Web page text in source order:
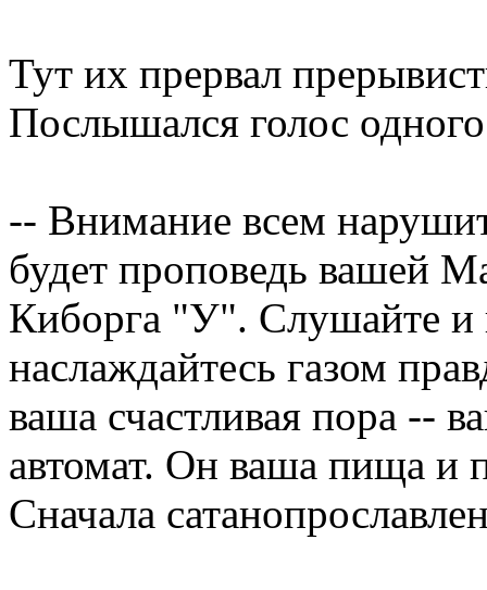
Тут их прервал
Послышался голос
-- Внимание всем
будет проповедь вашей
Киборга "У". Слушайте и
наслаждайтесь газом
ваша счастливая пора --
автомат. Он ваша пища и
Сначала